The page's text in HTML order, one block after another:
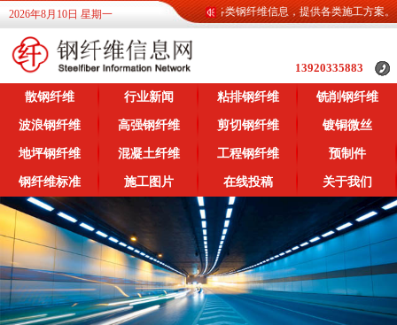
2026年8月10日 星期一钢纤维信息网为广大客户提供各类钢纤维信息，提供各类施工方案。
13920335883
散钢纤维 行业新闻 粘排钢纤维 铣削钢纤维
波浪钢纤维 高强钢纤维 剪切钢纤维 镀铜微丝
地坪钢纤维 混凝土纤维 工程钢纤维 预制件
钢纤维标准 施工图片 在线投稿 关于我们